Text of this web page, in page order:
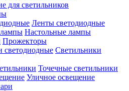
для светильников
Ленты светодиодные
Настольные лампы
Прожекторы
Светильники
Точечные светильники
Уличное освещение